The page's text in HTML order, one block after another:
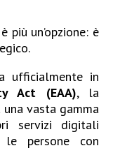
più un’opzione: è
ufficialmente in
Act (EAA), la
vasta gamma
servizi digitali
le persone con